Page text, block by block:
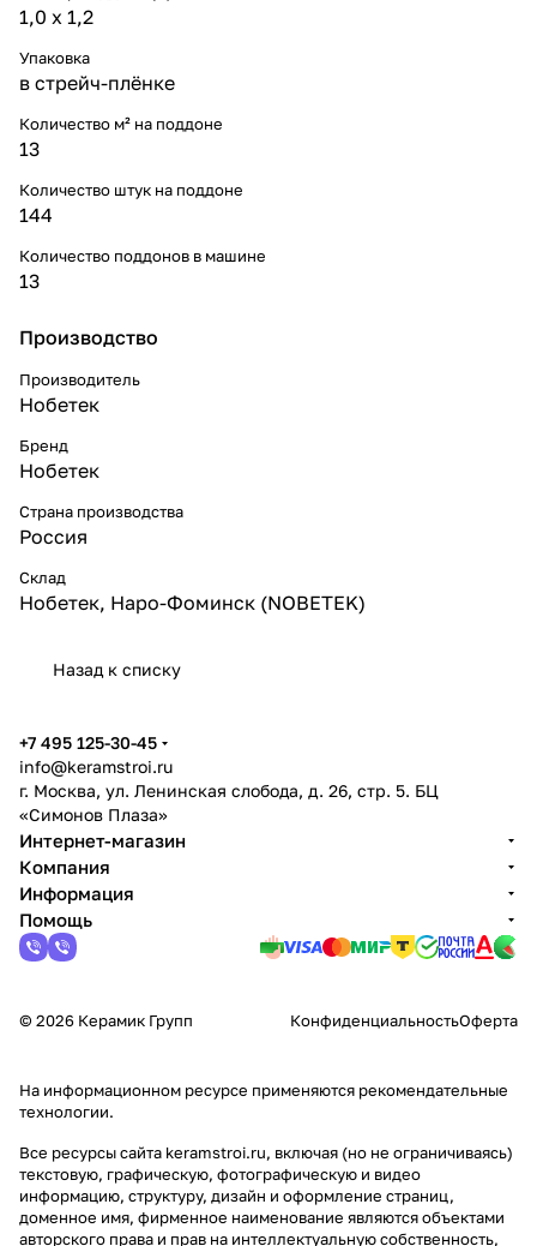
1,0 х 1,2
Упаковка
в стрейч-плёнке
Количество м² на поддоне
13
Количество штук на поддоне
144
Количество поддонов в машине
13
Производство
Производитель
Нобетек
Бренд
Нобетек
Страна производства
Россия
Склад
Нобетек, Наро-Фоминск (NOBETEK)
Назад к списку
+7 495 125-30-45
info@keramstroi.ru
г. Москва, ул. Ленинская слобода, д. 26, стр. 5. БЦ
«Симонов Плаза»
Интернет-магазин
Компания
Информация
Помощь
© 2026 Керамик Групп КонфиденциальностьОферта
На информационном ресурсе применяются рекомендательные
технологии.
Все ресурсы сайта keramstroi.ru, включая (но не ограничиваясь)
текстовую, графическую, фотографическую и видео
информацию, структуру, дизайн и оформление страниц,
доменное имя, фирменное наименование являются объектами
авторского права и прав на интеллектуальную собственность,